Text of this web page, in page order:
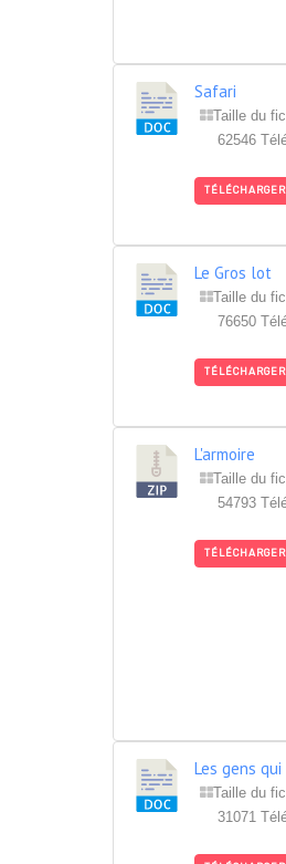
Safari
Taille du
62546
TÉLÉCHARGER
Le Gros lot
Taille du
76650
TÉLÉCHARGER
L'armoire
Taille du
54793
TÉLÉCHARGER
Les gens
Taille du
31071